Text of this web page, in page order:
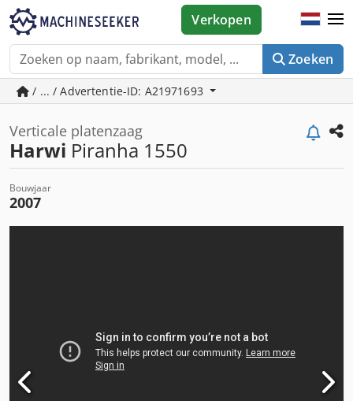
Zoeken
Verkopen
/ ... / Advertentie-ID: A21971693
Verticale platenzaag
Harwi Piranha 1550
Bouwjaar
2007